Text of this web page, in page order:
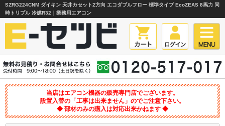
SZRG224CNM ダイキン 天井カセット2方向 エコダブルフロー 標準タイプ EcoZEAS 8馬力 同
時トリプル 冷媒R32｜業務用エアコン
当店はエアコン機器の販売専門店でございます。
設置入替の「工事は出来ません」のでご注意下さい。
◆ 部材のみの購入は対応出来かねます ◆